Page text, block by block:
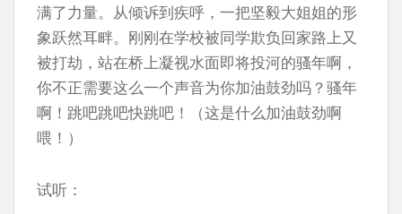
满了力量。从倾诉到疾呼，一把坚毅大姐姐的形
象跃然耳畔。刚刚在学校被同学欺负回家路上又
被打劫，站在桥上凝视水面即将投河的骚年啊，
你不正需要这么一个声音为你加油鼓劲吗？骚年
啊！跳吧跳吧快跳吧！（这是什么加油鼓劲啊
喂！）
试听：